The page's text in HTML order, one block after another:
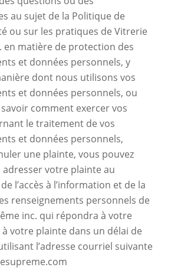
au sujet de la Politique de
ou sur les pratiques de Vitrerie
en matière de protection des
et données personnels, y
dont nous utilisons vos
et données personnels, ou
comment exercer vos
le traitement de vos
et données personnels,
une plainte, vous pouvez
votre plainte au
l’accès à l’information et de la
renseignements personnels de
inc. qui répondra à votre
votre plainte dans un délai de
l’adresse courriel suivante